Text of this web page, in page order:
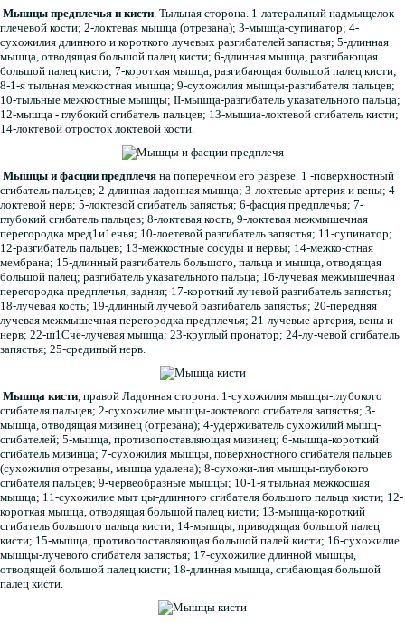
Мышцы предплечья и кисти. Тыльная сторона. 1-латеральный надмыщелок
плечевой кости; 2-локтевая мышца (отрезана); 3-мышца-супинатор; 4-
сухожилия длинного и короткого лучевых разгибателей запястья; 5-длинная
мышца, отводящая большой палец кисти; 6-длинная мышца, разгибающая
большой палец кисти; 7-короткая мышца, разгибающая большой палец кисти;
8-1-я тыльная межкостная мышца; 9-сухожилия мышцы-разгибателя пальцев;
10-тыльные межкостные мышцы; II-мышца-разгибатель указательного пальца;
12-мышца - глубокий сгибатель пальцев; 13-мышиа-локтевой сгибатель кисти;
14-локтевой отросток локтевой кости.
Мышцы и фасции предплечя на поперечном его разрезе. 1 -поверхностный
сгибатель пальцев; 2-длинная ладонная мышца; 3-локтевые артерия и вены; 4-
локтевой нерв; 5-локтевой сгибатель запястья; 6-фасция предплечья; 7-
глубокий сгибатель пальцев; 8-локтевая кость, 9-локтевая межмышечная
перегородка мред1и1ечья; 10-лоетевой разгибатель запястья; 11-супинатор;
12-разгибатель пальцев; 13-межкостные сосуды и нервы; 14-межко-стная
мембрана; 15-длинный разгибатель большого, пальца и мышца, отводящая
большой палец; разгибатель указательного пальца; 16-лучевая межмышечная
перегородка предплечья, задняя; 17-короткий лучевой разгибатель запястья;
18-лучевая кость; 19-длинный лучевой разгибатель запястья; 20-передняя
лучевая межмышечная перегородка предплечья; 21-лучевые артерия, вены и
нерв; 22-ш1Сче-лучевая мышца; 23-круглый пронатор; 24-лу-чевой сгибатель
запястья; 25-срединый нерв.
Мышца кисти, правой Ладонная сторона. 1-сухожилия мышцы-глубокого
сгибателя пальцев; 2-сухожилие мышцы-локтевого сгибателя запястья; 3-
мышца, отводящая мизинец (отрезана); 4-удерживатель сухожилий мышц-
сгибателей; 5-мышца, противопоставляющая мизинец; 6-мышца-короткий
сгибатель мизинца; 7-сухожилия мышцы, поверхностного сгибателя пальцев
(сухожилия отрезаны, мышца удалена); 8-сухожи-лия мышцы-глубокого
сгибателя пальцев; 9-червеобразные мышцы; 10-1-я тыльная межкосшая
мышца; 11-сухожилие мыт цы-длинного сгибателя большого пальца кисти; 12-
короткая мышца, отводящая большой палец кисти; 13-мышца-короткий
сгибатель большого пальца кисти; 14-мышцы, приводящая большой палец
кисти; 15-мышца, противопоставляющая большой палей кисти; 16-сухожилие
мышцы-лучевого сгибателя запястья; 17-сухожилие длинной мышцы,
отводящей большой палец кисти; 18-длинная мышца, сгибающая большой
палец кисти.